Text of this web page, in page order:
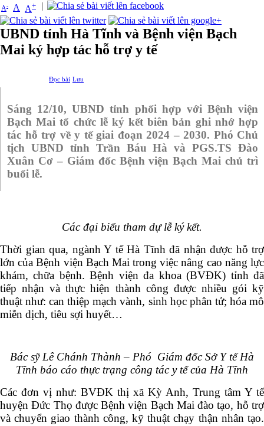
A- A A+ |
UBND tỉnh Hà Tĩnh và Bệnh viện Bạch
Mai ký hợp tác hỗ trợ y tế
Đọc bài Lưu
Sáng 12/10, UBND tỉnh phối hợp với Bệnh viện
Bạch Mai tổ chức lễ ký kết biên bản ghi nhớ hợp
tác hỗ trợ về y tế giai đoạn 2024 – 2030. Phó Chủ
tịch UBND tỉnh Trần Báu Hà và PGS.TS Đào
Xuân Cơ – Giám đốc Bệnh viện Bạch Mai chủ trì
buổi lễ.
Các đại biểu tham dự lễ ký kết.
Thời gian qua, ngành Y tế Hà Tĩnh đã nhận được hỗ trợ
lớn của Bệnh viện Bạch Mai trong việc nâng cao năng lực
khám, chữa bệnh. Bệnh viện đa khoa (BVĐK) tỉnh đã
tiếp nhận và thực hiện thành công được nhiều gói kỹ
thuật như: can thiệp mạch vành, sinh học phân tử; hóa mô
miễn dịch, tiêu sợi huyết…
Bác sỹ Lê Chánh Thành – Phó Giám đốc Sở Y tế Hà
Tĩnh báo cáo thực trạng công tác y tế của Hà Tĩnh
Các đơn vị như: BVĐK thị xã Kỳ Anh, Trung tâm Y tế
huyện Đức Thọ được Bệnh viện Bạch Mai đào tạo, hỗ trợ
và chuyển giao thành công, kỹ thuật chạy thận nhân tạo.